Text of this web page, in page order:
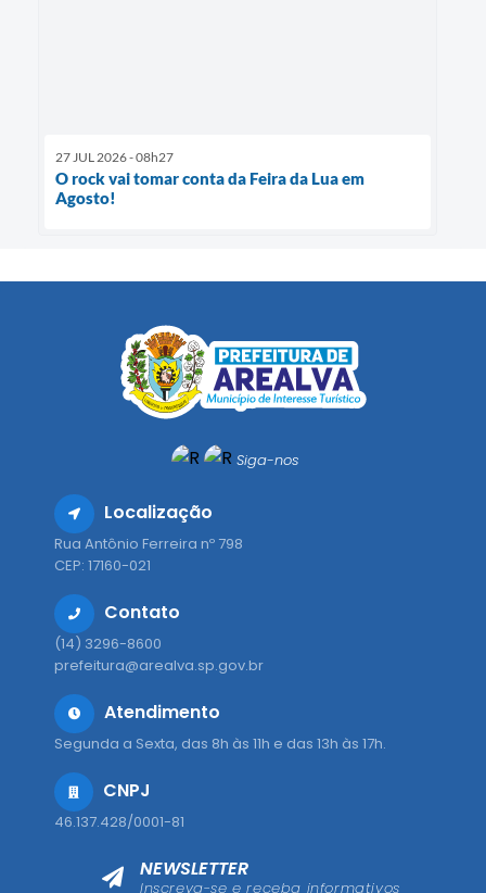
27 JUL 2026 - 08h27
O rock vai tomar conta da Feira da Lua em
Agosto!
Siga-nos
Localização
Rua Antônio Ferreira nº 798
CEP: 17160-021
Contato
(14) 3296-8600
prefeitura@arealva.sp.gov.br
Atendimento
Segunda a Sexta, das 8h às 11h e das 13h às 17h.
CNPJ
46.137.428/0001-81
NEWSLETTER
Inscreva-se e receba informativos